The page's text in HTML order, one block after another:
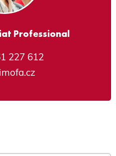
Professional
227 612